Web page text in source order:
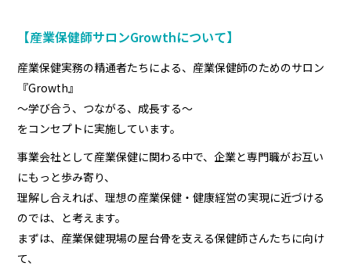
【産業保健師サロンGrowthについて】
産業保健実務の精通者たちによる、産業保健師のためのサロン
『Growth』
～学び合う、つながる、成長する～
をコンセプトに実施しています。
事業会社として産業保健に関わる中で、企業と専門職がお互い
にもっと歩み寄り、
理解し合えれば、理想の産業保健・健康経営の実現に近づける
のでは、と考えます。
まずは、産業保健現場の屋台骨を支える保健師さんたちに向け
て、